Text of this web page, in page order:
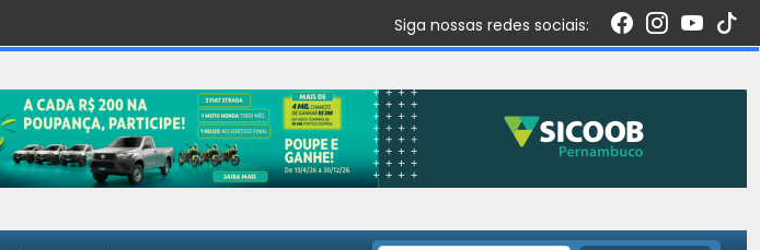
Siga nossas redes sociais: